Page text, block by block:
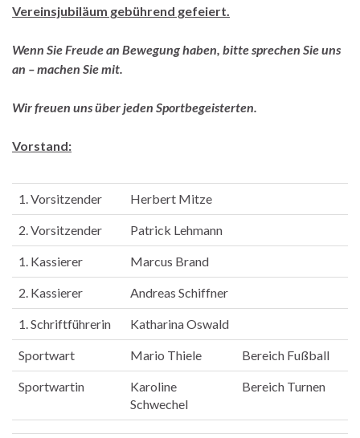
Vereinsjubiläum gebührend gefeiert.
Wenn Sie Freude an Bewegung haben, bitte sprechen Sie uns
an – machen Sie mit.
Wir freuen uns über jeden Sportbegeisterten.
Vorstand:
1. Vorsitzender Herbert Mitze
2. Vorsitzender Patrick Lehmann
1. Kassierer Marcus Brand
2. Kassierer Andreas Schiffner
1. Schriftführerin Katharina Oswald
Sportwart Mario Thiele Bereich Fußball
Sportwartin
Karoline
Schwechel
Bereich Turnen